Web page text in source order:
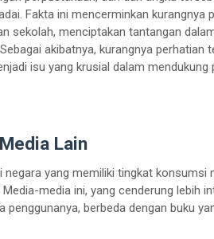
Fakta ini mencerminkan kurangnya
sekolah, menciptakan tantangan
akibatnya, kurangnya perhatian
isu yang krusial dalam
Lain
negara yang memiliki tingkat
media ini, yang cenderung lebih
penggunanya, berbeda dengan buku